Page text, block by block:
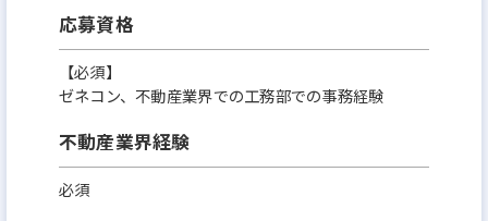
です。
応募資格
【必須】
ゼネコン、不動産業界での工務部での事務経験
不動産業界経験
必須